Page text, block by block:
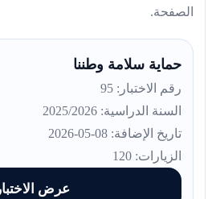
الصفحة.
حماية سلامة وطننا
رقم الاختبار: 95
السنة الدراسية: 2025/2026
تاريخ الإضافة: 08-05-2026
الزيارات: 120
عرض الاختبار